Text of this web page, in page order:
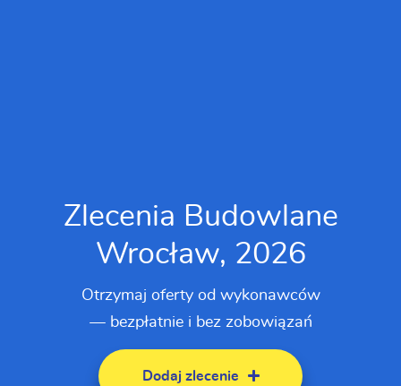
Zlecenia Budowlane
Wrocław, 2026
Otrzymaj oferty od wykonawców
— bezpłatnie i bez zobowiązań
Dodaj zlecenie